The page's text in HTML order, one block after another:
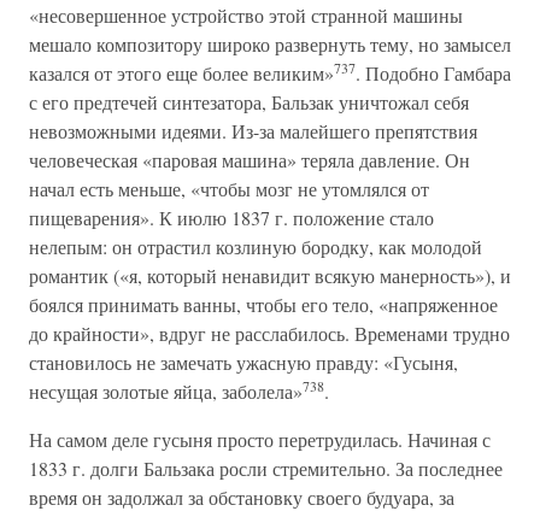
«несовершенное устройство этой странной машины
мешало композитору широко развернуть тему, но замысел
казался от этого еще более великим»737. Подобно Гамбара
с его предтечей синтезатора, Бальзак уничтожал себя
невозможными идеями. Из-за малейшего препятствия
человеческая «паровая машина» теряла давление. Он
начал есть меньше, «чтобы мозг не утомлялся от
пищеварения». К июлю 1837 г. положение стало
нелепым: он отрастил козлиную бородку, как молодой
романтик («я, который ненавидит всякую манерность»), и
боялся принимать ванны, чтобы его тело, «напряженное
до крайности», вдруг не расслабилось. Временами трудно
становилось не замечать ужасную правду: «Гусыня,
несущая золотые яйца, заболела»738.
На самом деле гусыня просто перетрудилась. Начиная с
1833 г. долги Бальзака росли стремительно. За последнее
время он задолжал за обстановку своего будуара, за